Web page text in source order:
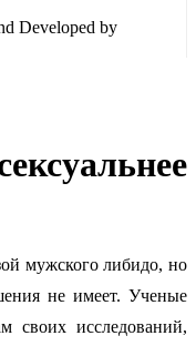
Developed by
мужского либидо, но
не имеет. Ученые
своих исследований,